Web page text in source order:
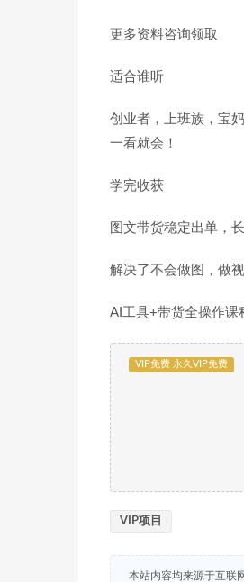
更多资料咨询领取
适合谁听
创业者，上班族，宝
一看就会！
学完收获
图文带货稳定出单，
解决了不会做图，做
AI工具+带货全操作课
VIP免费 永久VIP免费
VIP项目
本站内容均来源于互联